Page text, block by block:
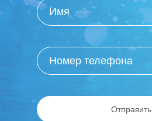
Отправить